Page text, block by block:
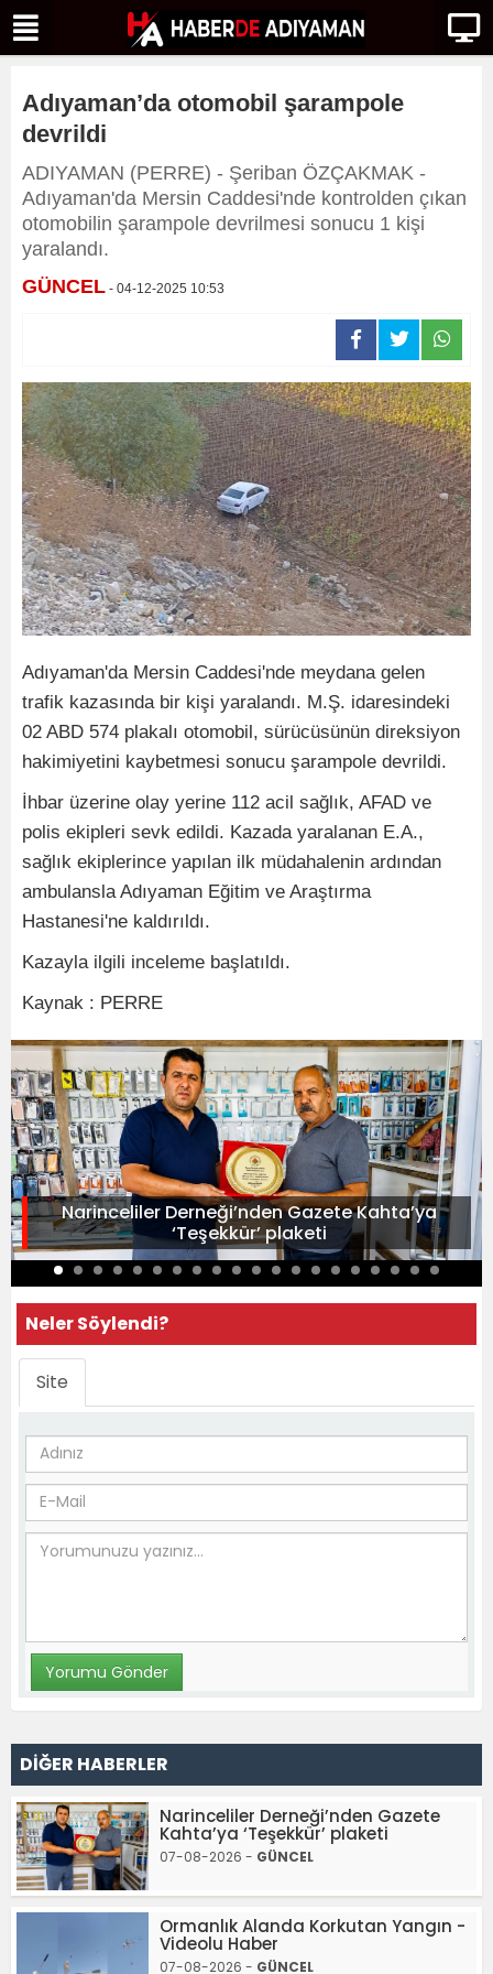
Adıyaman’da otomobil şarampole
devrildi
ADIYAMAN (PERRE) - Şeriban ÖZÇAKMAK -
Adıyaman'da Mersin Caddesi'nde kontrolden çıkan
otomobilin şarampole devrilmesi sonucu 1 kişi
yaralandı.
GÜNCEL - 04-12-2025 10:53
Adıyaman'da Mersin Caddesi'nde meydana gelen
trafik kazasında bir kişi yaralandı. M.Ş. idaresindeki
02 ABD 574 plakalı otomobil, sürücüsünün direksiyon
hakimiyetini kaybetmesi sonucu şarampole devrildi.
İhbar üzerine olay yerine 112 acil sağlık, AFAD ve
polis ekipleri sevk edildi. Kazada yaralanan E.A.,
sağlık ekiplerince yapılan ilk müdahalenin ardından
ambulansla Adıyaman Eğitim ve Araştırma
Hastanesi'ne kaldırıldı.
Kazayla ilgili inceleme başlatıldı.
Kaynak : PERRE
Narinceliler Derneği’nden Gazete Kahta’ya
‘Teşekkür’ plaketi
Neler Söylendi?
Site
DİĞER HABERLER
Narinceliler Derneği’nden Gazete
Kahta’ya ‘Teşekkür’ plaketi
07-08-2026 - GÜNCEL
Ormanlık Alanda Korkutan Yangın -
Videolu Haber
07-08-2026 - GÜNCEL